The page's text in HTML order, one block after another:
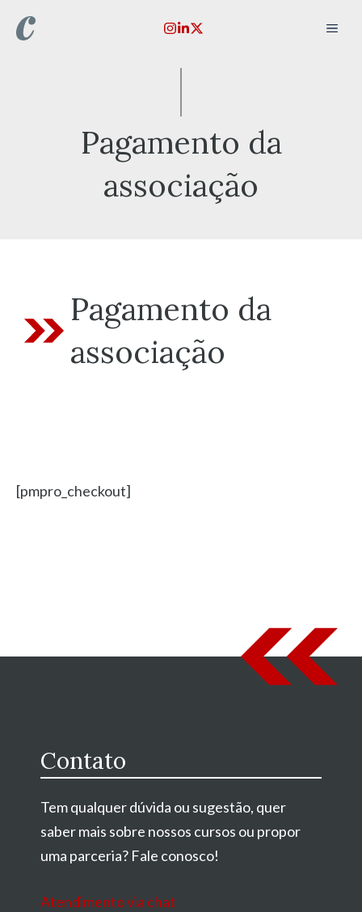
para
Pagamento da
associação
Pagamento da
associação
[pmpro_checkout]
Contato
Tem qualquer dúvida ou sugestão, quer
saber mais sobre nossos cursos ou propor
uma parceria? Fale conosco!
Atendimento via chat